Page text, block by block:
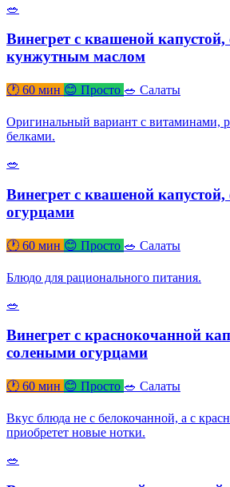
🥗
Винегрет с квашеной
кунжутным маслом
🕐 60 мин 😊 Просто 🥗 Салаты
Оригинальный вариант с витаминами,
белками.
🥗
Винегрет с квашеной
огурцами
🕐 60 мин 😊 Просто 🥗 Салаты
Блюдо для рационального питания.
🥗
Винегрет с краснокочанной
солеными огурцами
🕐 60 мин 😊 Просто 🥗 Салаты
Вкус блюда не с белокочанной, а с
приобретет новые нотки.
🥗